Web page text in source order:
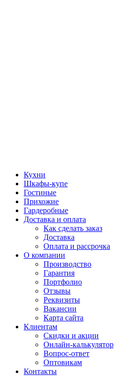
Кухни
Шкафы-купе
Гостиные
Прихожие
Гардеробные
Доставка и оплата
Как сделать заказ
Доставка
Оплата и рассрочка
О компании
Производство
Гарантия
Портфолио
Отзывы
Реквизиты
Вакансии
Карта сайта
Клиентам
Скидки и акции
Онлайн-калькулятор
Вопрос-ответ
Оптовикам
Контакты